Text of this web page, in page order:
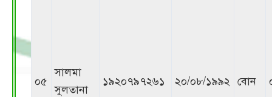
০৫
সালমা
সুলতানা
১৯২০৭৯৭২৬১ ২০/০৮/১৯৯২ বোন